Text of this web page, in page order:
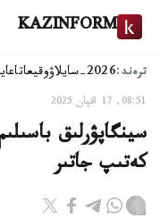
KAZINFORM
ترەند:2026-سايلاۋ وقيعا
08:51, 17 اقپان 2025
سينگاپۋرلىق
كەتىپ جاتىر